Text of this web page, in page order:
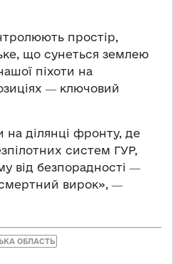
простір,
що сунеться землею
піхоти на
― ключовий
ділянці фронту, де
систем ГУР,
від безпорадності ―
вирок», ―
ОБЛАСТЬ